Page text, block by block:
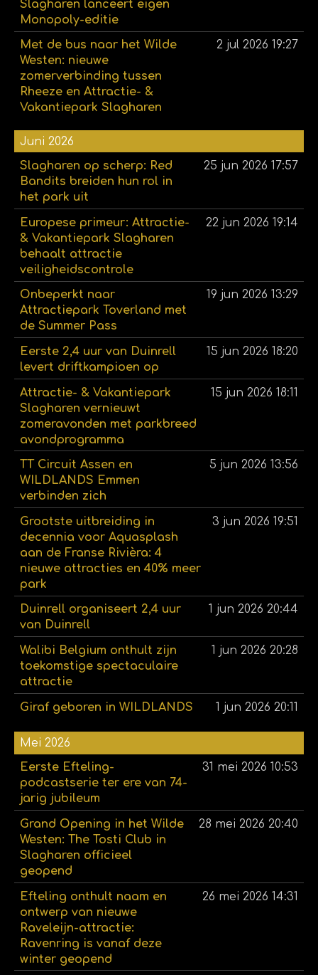
Slagharen lanceert eigen
Monopoly-editie
Met de bus naar het Wilde
Westen: nieuwe
zomerverbinding tussen
Rheeze en Attractie- &
Vakantiepark Slagharen
2 jul 2026 19:27
Juni 2026
Slagharen op scherp: Red
Bandits breiden hun rol in
het park uit
25 jun 2026 17:57
Europese primeur: Attractie-
& Vakantiepark Slagharen
behaalt attractie
veiligheidscontrole
22 jun 2026 19:14
Onbeperkt naar
Attractiepark Toverland met
de Summer Pass
19 jun 2026 13:29
Eerste 2,4 uur van Duinrell
levert driftkampioen op
15 jun 2026 18:20
Attractie- & Vakantiepark
Slagharen vernieuwt
zomeravonden met parkbreed
avondprogramma
15 jun 2026 18:11
TT Circuit Assen en
WILDLANDS Emmen
verbinden zich
5 jun 2026 13:56
Grootste uitbreiding in
decennia voor Aquasplash
aan de Franse Rivièra: 4
nieuwe attracties en 40% meer
park
3 jun 2026 19:51
Duinrell organiseert 2,4 uur
van Duinrell
1 jun 2026 20:44
Walibi Belgium onthult zijn
toekomstige spectaculaire
attractie
1 jun 2026 20:28
Giraf geboren in WILDLANDS 1 jun 2026 20:11
Mei 2026
Eerste Efteling-
podcastserie ter ere van 74-
jarig jubileum
31 mei 2026 10:53
Grand Opening in het Wilde
Westen: The Tosti Club in
Slagharen officieel
geopend
28 mei 2026 20:40
Efteling onthult naam en
ontwerp van nieuwe
Raveleijn-attractie:
Ravenring is vanaf deze
winter geopend
26 mei 2026 14:31